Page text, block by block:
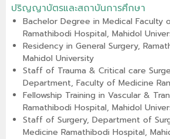
ปริญญาบัตรและสถาบันการศึกษา
Bachelor Degree in Medical Faculty
Ramathibodi Hospital, Mahidol
Residency in General Surgery,
Mahidol University
Staff of Trauma & Critical care
Department, Faculty of Medicine
Fellowship Training in Vascular &
Ramathibodi Hospital, Mahidol
Staff of Surgery, Department of
Medicine Ramathibodi Hospital,